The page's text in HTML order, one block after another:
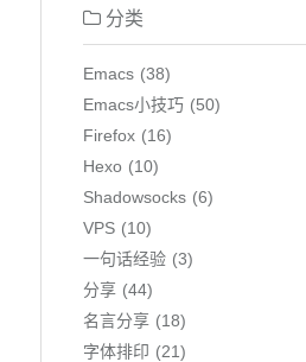
分类
Emacs
38
Emacs小技巧
50
Firefox
16
Hexo
10
Shadowsocks
6
VPS
10
一句话经验
3
分享
44
名言分享
18
字体排印
21